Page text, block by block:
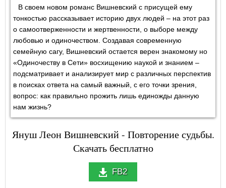
В своем новом романс Вишневский с присущей ему
тонкостью рассказывает историю двух людей – на этот раз
о самоотверженности и жертвенности, о выборе между
любовью и одиночеством. Создавая современную
семейную сагу, Вишневский остается верен знакомому но
«Одиночеству в Сети» восхищению наукой и знанием –
подсматривает и анализирует мир с различных перспектив
в поисках ответа на самый важный, с его точки зрения,
вопрос: как правильно прожить лишь единожды данную
нам жизнь?
Януш Леон Вишневский - Повторение судьбы.
Скачать бесплатно
FB2